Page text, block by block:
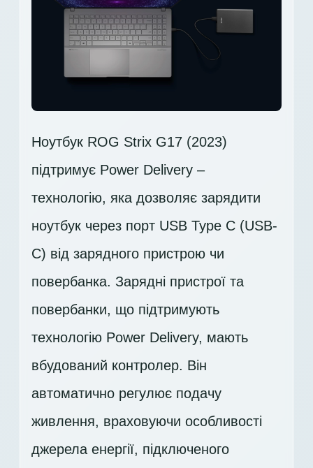
Ноутбук ROG Strix G17 (2023)
підтримує Power Delivery –
технологію, яка дозволяє зарядити
ноутбук через порт USB Type C (USB-
C) від зарядного пристрою чи
повербанка. Зарядні пристрої та
повербанки, що підтримують
технологію Power Delivery, мають
вбудований контролер. Він
автоматично регулює подачу
живлення, враховуючи особливості
джерела енергії, підключеного